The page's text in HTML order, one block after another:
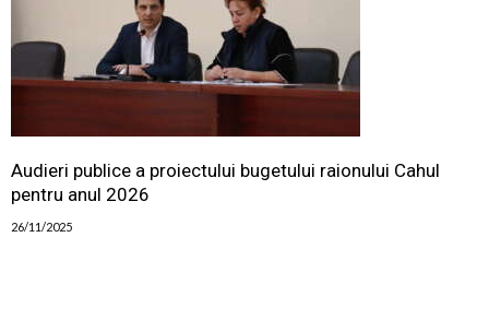
Audieri publice a proiectului bugetului raionului Cahul
pentru anul 2026
26/11/2025